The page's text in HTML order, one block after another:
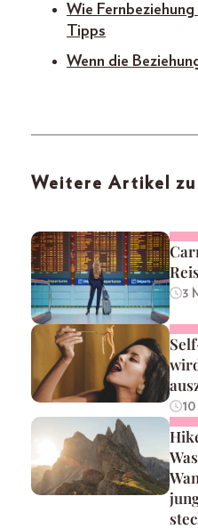
Wie
Tipps
Wenn die
Weitere Artikel zu
3